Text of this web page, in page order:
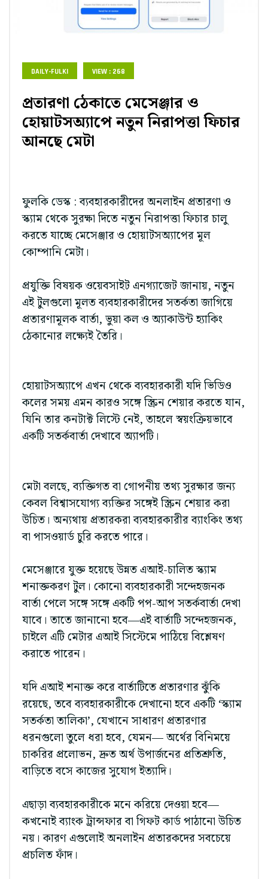
DAILY-FULKI VIEW : 268
প্রতারণা ঠেকাতে মেসেঞ্জার ও
হোয়াটসঅ্যাপে নতুন নিরাপত্তা ফিচার
আনছে মেটা
ফুলকি ডেস্ক : ব্যবহারকারীদের অনলাইন প্রতারণা ও
স্ক্যাম থেকে সুরক্ষা দিতে নতুন নিরাপত্তা ফিচার চালু
করতে যাচ্ছে মেসেঞ্জার ও হোয়াটসঅ্যাপের মূল
কোম্পানি মেটা।
প্রযুক্তি বিষয়ক ওয়েবসাইট এনগ্যাজেট জানায়, নতুন
এই টুলগুলো মূলত ব্যবহারকারীদের সতর্কতা জাগিয়ে
প্রতারণামূলক বার্তা, ভুয়া কল ও অ্যাকাউন্ট হ্যাকিং
ঠেকানোর লক্ষ্যেই তৈরি।
হোয়াটসঅ্যাপে এখন থেকে ব্যবহারকারী যদি ভিডিও
কলের সময় এমন কারও সঙ্গে স্ক্রিন শেয়ার করতে যান,
যিনি তার কনটাক্ট লিস্টে নেই, তাহলে স্বয়ংক্রিয়ভাবে
একটি সতর্কবার্তা দেখাবে অ্যাপটি।
মেটা বলছে, ব্যক্তিগত বা গোপনীয় তথ্য সুরক্ষার জন্য
কেবল বিশ্বাসযোগ্য ব্যক্তির সঙ্গেই স্ক্রিন শেয়ার করা
উচিত। অন্যথায় প্রতারকরা ব্যবহারকারীর ব্যাংকিং তথ্য
বা পাসওয়ার্ড চুরি করতে পারে।
মেসেঞ্জারে যুক্ত হয়েছে উন্নত এআই-চালিত স্ক্যাম
শনাক্তকরণ টুল। কোনো ব্যবহারকারী সন্দেহজনক
বার্তা পেলে সঙ্গে সঙ্গে একটি পপ-আপ সতর্কবার্তা দেখা
যাবে। তাতে জানানো হবে—এই বার্তাটি সন্দেহজনক,
চাইলে এটি মেটার এআই সিস্টেমে পাঠিয়ে বিশ্লেষণ
করাতে পারেন।
যদি এআই শনাক্ত করে বার্তাটিতে প্রতারণার ঝুঁকি
রয়েছে, তবে ব্যবহারকারীকে দেখানো হবে একটি ‘স্ক্যাম
সতর্কতা তালিকা’, যেখানে সাধারণ প্রতারণার
ধরনগুলো তুলে ধরা হবে, যেমন— অর্থের বিনিময়ে
চাকরির প্রলোভন, দ্রুত অর্থ উপার্জনের প্রতিশ্রুতি,
বাড়িতে বসে কাজের সুযোগ ইত্যাদি।
এছাড়া ব্যবহারকারীকে মনে করিয়ে দেওয়া হবে—
কখনোই ব্যাংক ট্রান্সফার বা গিফট কার্ড পাঠানো উচিত
নয়। কারণ এগুলোই অনলাইন প্রতারকদের সবচেয়ে
প্রচলিত ফাঁদ।